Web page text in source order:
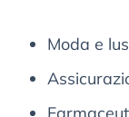
Moda e